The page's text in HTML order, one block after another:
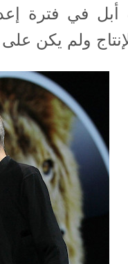
أبل في فترة
ولم يكن